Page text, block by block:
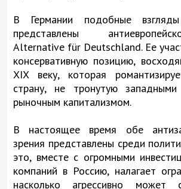
В Германии подобные
представлены
Alternative für Deutschland. Ее
консервативную позицию,
XIX веку, которая
страну, не тронутую
рыночным капитализмом.
В настоящее время обе
зрения представлены среди
это, вместе с огромными
компаний в Россию, налагает
насколько агрессивно